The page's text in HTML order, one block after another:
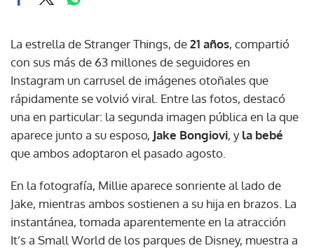
La estrella de Stranger Things, de21 años, compartió
con sus más de 63 millones de seguidores en
Instagram un carrusel de imágenes otoñales que
rápidamente se volvió viral. Entre las fotos, destacó
una en particular: la segunda imagen pública en la que
aparece junto a su esposo, Jake Bongiovi, yla bebé
que ambos adoptaron el pasado agosto.
En la fotografía, Millie aparece sonriente al lado de
Jake, mientras ambos sostienen a su hija en brazos. La
instantánea, tomada aparentemente en la atracción
It’s a Small World de los parques de Disney, muestra a